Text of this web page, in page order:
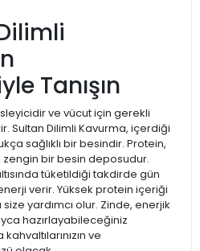
Tanışın
ve vücut için gerekli
Sultan Dilimli Kavurma, içerdiği
sağlıklı bir besindir. Protein,
zengin bir besin deposudur.
tüketildiği takdirde gün
verir. Yüksek protein içeriği
yardımcı olur. Zinde, enerjik
hazırlayabileceğiniz
ve